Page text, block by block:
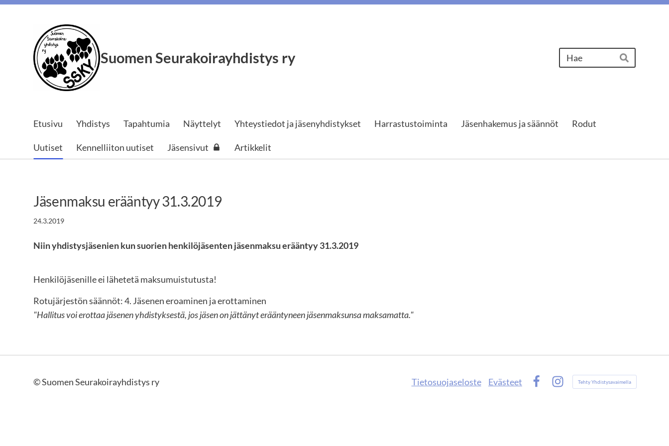
sisältöön
Suomen Seurakoirayhdistys ry
Hae
Etusivu Yhdistys Tapahtumia Näyttelyt Yhteystiedot ja jäsenyhdistykset Harrastustoiminta Jäsenhakemus ja säännöt Rodut
Uutiset Kennelliiton uutiset Jäsensivut Artikkelit
Jäsenmaksu erääntyy 31.3.2019
24.3.2019
Niin yhdistysjäsenien kun suorien henkilöjäsenten jäsenmaksu erääntyy 31.3.2019
Henkilöjäsenille ei lähetetä maksumuistutusta!
Rotujärjestön säännöt: 4. Jäsenen eroaminen ja erottaminen
"Hallitus voi erottaa jäsenen yhdistyksestä, jos jäsen on jättänyt erääntyneen jäsenmaksunsa maksamatta."
©Suomen Seurakoirayhdistys ry Tietosuojaseloste
Evästeet
Tehty Yhdistysavaimella